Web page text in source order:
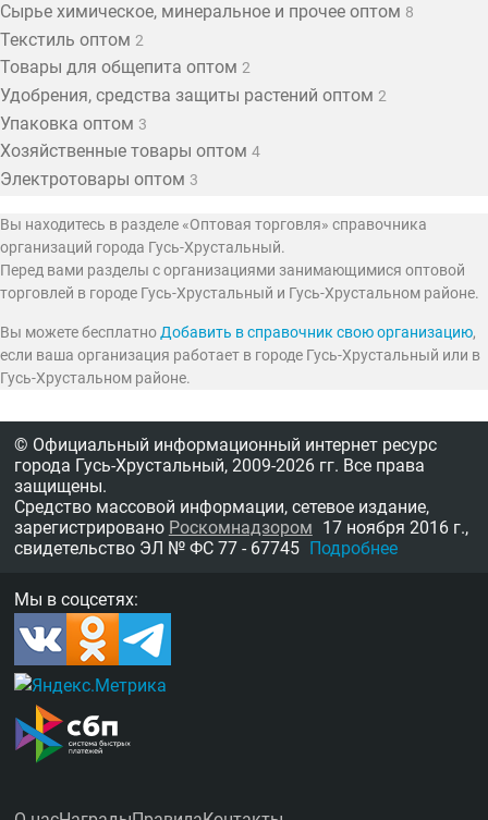
Сырье химическое, минеральное и прочее оптом 8
Текстиль оптом 2
Товары для общепита оптом 2
Удобрения, средства защиты растений оптом 2
Упаковка оптом 3
Хозяйственные товары оптом 4
Электротовары оптом 3
Вы находитесь в разделе «Оптовая торговля» справочника
организаций города Гусь-Хрустальный.
Перед вами разделы с организациями занимающимися оптовой
торговлей в городе Гусь-Хрустальный и Гусь-Хрустальном районе.
Вы можете бесплатноДобавить в справочник свою организацию,
если ваша организация работает в городе Гусь-Хрустальный или в
Гусь-Хрустальном районе.
© Официальный информационный интернет ресурс
города Гусь-Хрустальный, 2009-2026 гг. Все права
защищены.
Средство массовой информации, сетевое издание,
зарегистрировано Роскомнадзором 17 ноября 2016 г.,
свидетельство ЭЛ № ФС 77 - 67745 Подробнее
Мы в соцсетях: